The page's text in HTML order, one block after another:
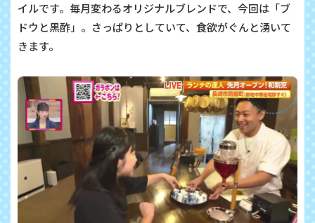
イルです。毎月変わるオリジナルブレンドで、今回は「ブ
ドウと黒酢」。さっぱりとしていて、食欲がぐんと湧いて
きます。